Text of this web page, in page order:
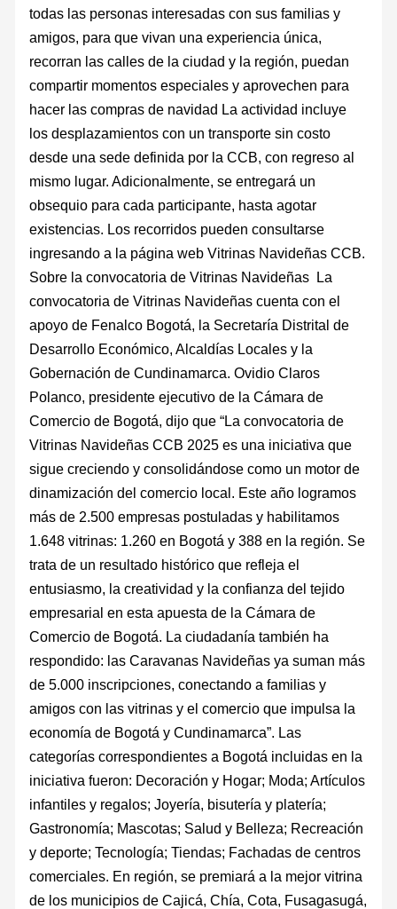
todas las personas interesadas con sus familias y
amigos, para que vivan una experiencia única,
recorran las calles de la ciudad y la región, puedan
compartir momentos especiales y aprovechen para
hacer las compras de navidad La actividad incluye
los desplazamientos con un transporte sin costo
desde una sede definida por la CCB, con regreso al
mismo lugar. Adicionalmente, se entregará un
obsequio para cada participante, hasta agotar
existencias. Los recorridos pueden consultarse
ingresando a la página web Vitrinas Navideñas CCB.
Sobre la convocatoria de Vitrinas Navideñas La
convocatoria de Vitrinas Navideñas cuenta con el
apoyo de Fenalco Bogotá, la Secretaría Distrital de
Desarrollo Económico, Alcaldías Locales y la
Gobernación de Cundinamarca. Ovidio Claros
Polanco, presidente ejecutivo de la Cámara de
Comercio de Bogotá, dijo que “La convocatoria de
Vitrinas Navideñas CCB 2025 es una iniciativa que
sigue creciendo y consolidándose como un motor de
dinamización del comercio local. Este año logramos
más de 2.500 empresas postuladas y habilitamos
1.648 vitrinas: 1.260 en Bogotá y 388 en la región. Se
trata de un resultado histórico que refleja el
entusiasmo, la creatividad y la confianza del tejido
empresarial en esta apuesta de la Cámara de
Comercio de Bogotá. La ciudadanía también ha
respondido: las Caravanas Navideñas ya suman más
de 5.000 inscripciones, conectando a familias y
amigos con las vitrinas y el comercio que impulsa la
economía de Bogotá y Cundinamarca”. Las
categorías correspondientes a Bogotá incluidas en la
iniciativa fueron: Decoración y Hogar; Moda; Artículos
infantiles y regalos; Joyería, bisutería y platería;
Gastronomía; Mascotas; Salud y Belleza; Recreación
y deporte; Tecnología; Tiendas; Fachadas de centros
comerciales. En región, se premiará a la mejor vitrina
de los municipios de Cajicá, Chía, Cota, Fusagasugá,